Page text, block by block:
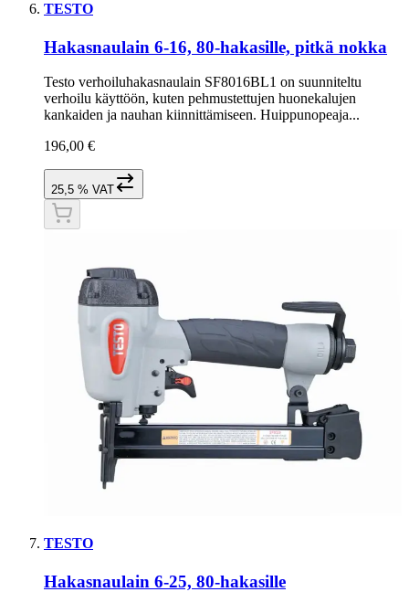
TESTO
Hakasnaulain 6-16, 80-hakasille, pitkä nokka
Testo verhoiluhakasnaulain SF8016BL1 on suunniteltu
verhoilu käyttöön, kuten pehmustettujen huonekalujen
kankaiden ja nauhan kiinnittämiseen. Huippunopeaja...
196,00 €
25,5 % VAT
TESTO
Hakasnaulain 6-25, 80-hakasille